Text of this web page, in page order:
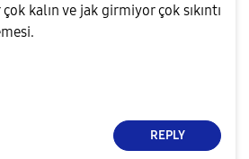
çok kalın ve jak girmiyor çok sıkıntı
REPLY